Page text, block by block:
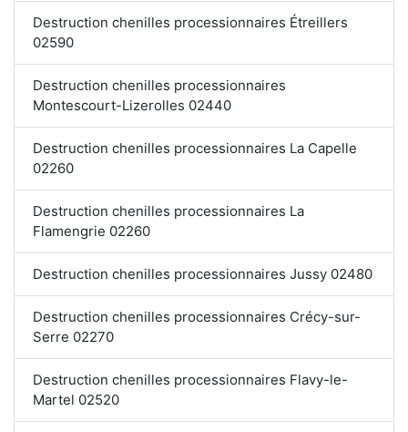
Destruction chenilles processionnaires Étreillers
02590
Destruction chenilles processionnaires
Montescourt-Lizerolles 02440
Destruction chenilles processionnaires La Capelle
02260
Destruction chenilles processionnaires La
Flamengrie 02260
Destruction chenilles processionnaires Jussy 02480
Destruction chenilles processionnaires Crécy-sur-
Serre 02270
Destruction chenilles processionnaires Flavy-le-
Martel 02520